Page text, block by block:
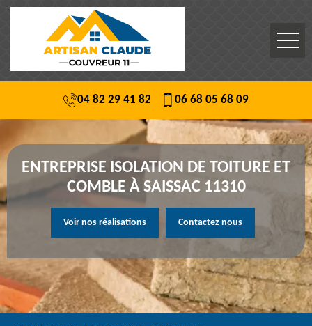
04 82 29 41 82 06 68 05 68 09
ENTREPRISE ISOLATION DE TOITURE ET
COMBLE À SAISSAC 11310
Voir nos réalisations Contactez nous